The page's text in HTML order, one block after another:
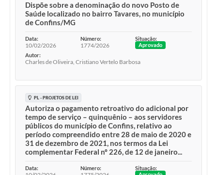
Dispõe sobre a denominação do novo Posto de
Saúde localizado no bairro Tavares, no município
de Confins/MG
Data:
10/02/2026
Número:
1774/2026
Situação:
Aprovado
Autor:
Charles de Oliveira, Cristiano Vertelo Barbosa
PL - PROJETOS DE LEI
Autoriza o pagamento retroativo do adicional por
tempo de serviço – quinquênio – aos servidores
públicos do município de Confins, relativo ao
período compreendido entre 28 de maio de 2020 e
31 de dezembro de 2021, nos termos da Lei
complementar Federal nº 226, de 12 de janeiro...
Data: Número:
Situação: